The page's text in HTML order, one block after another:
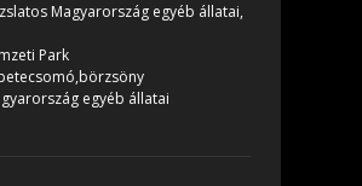
Magyarország egyéb állatai,
Park
egyéb állatai